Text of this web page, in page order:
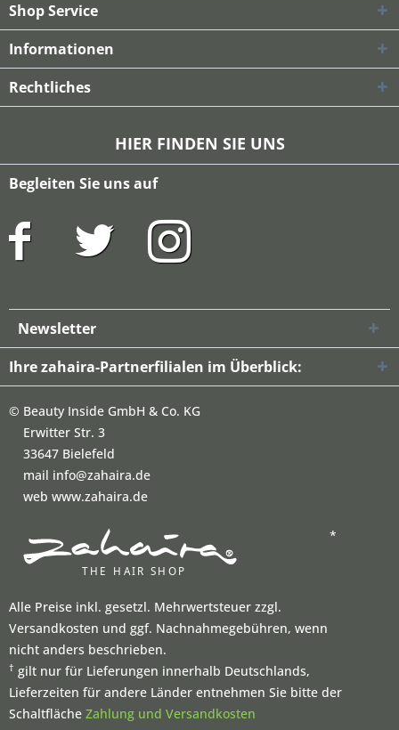
Shop Service
Informationen
Rechtliches
HIER FINDEN SIE UNS
Begleiten Sie uns auf
Newsletter
Ihre zahaira-Partnerfilialen im Überblick:
© Beauty Inside GmbH & Co. KG
Erwitter Str. 3
33647 Bielefeld
mail info@zahaira.de
web www.zahaira.de
*
Alle Preise inkl. gesetzl. Mehrwertsteuer zzgl.
Versandkosten und ggf. Nachnahmegebühren, wenn
nicht anders beschrieben.
† gilt nur für Lieferungen innerhalb Deutschlands,
Lieferzeiten für andere Länder entnehmen Sie bitte der
Schaltfläche Zahlung und Versandkosten